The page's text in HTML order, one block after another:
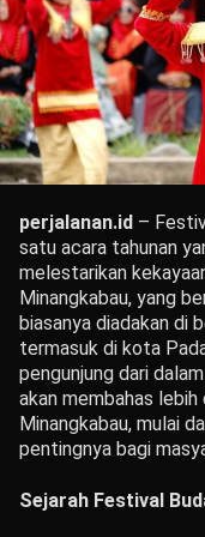
perjalanan.id –
satu acara tahunan
melestarikan
Minangkabau, yang
biasanya diadakan di
termasuk di kota
pengunjung dari
akan membahas
Minangkabau, mulai
pentingnya bagi
Sejarah Festival